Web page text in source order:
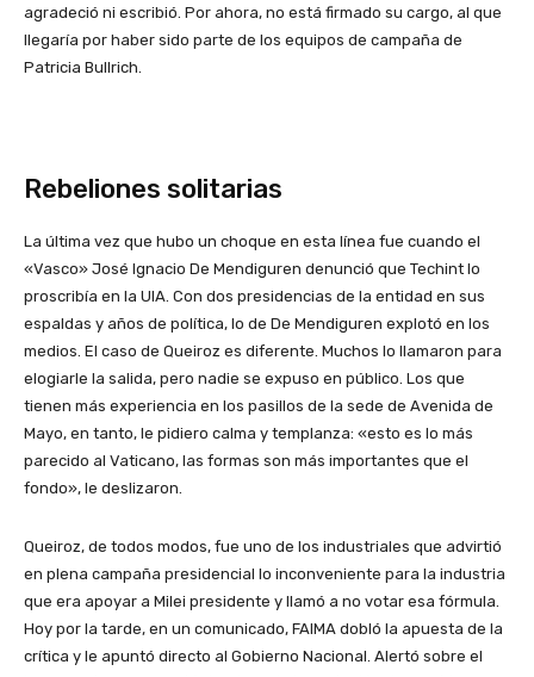
agradeció ni escribió. Por ahora, no está firmado su cargo, al que
llegaría por haber sido parte de los equipos de campaña de
Patricia Bullrich.
Rebeliones solitarias
La última vez que hubo un choque en esta línea fue cuando el
«Vasco» José Ignacio De Mendiguren denunció que Techint lo
proscribía en la UIA. Con dos presidencias de la entidad en sus
espaldas y años de política, lo de De Mendiguren explotó en los
medios. El caso de Queiroz es diferente. Muchos lo llamaron para
elogiarle la salida, pero nadie se expuso en público. Los que
tienen más experiencia en los pasillos de la sede de Avenida de
Mayo, en tanto, le pidiero calma y templanza: «esto es lo más
parecido al Vaticano, las formas son más importantes que el
fondo», le deslizaron.
Queiroz, de todos modos, fue uno de los industriales que advirtió
en plena campaña presidencial lo inconveniente para la industria
que era apoyar a Milei presidente y llamó a no votar esa fórmula.
Hoy por la tarde, en un comunicado, FAIMA dobló la apuesta de la
crítica y le apuntó directo al Gobierno Nacional. Alertó sobre el